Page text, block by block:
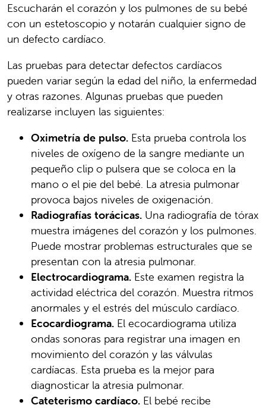
Escucharán el corazón y los pulmones de su bebé
con un estetoscopio y notarán cualquier signo de
un defecto cardíaco.
Las pruebas para detectar defectos cardíacos
pueden variar según la edad del niño, la enfermedad
y otras razones. Algunas pruebas que pueden
realizarse incluyen las siguientes:
Oximetría de pulso. Esta prueba controla los
niveles de oxígeno de la sangre mediante un
pequeño clip o pulsera que se coloca en la
mano o el pie del bebé. La atresia pulmonar
provoca bajos niveles de oxigenación.
Radiografías torácicas. Una radiografía de tórax
muestra imágenes del corazón y los pulmones.
Puede mostrar problemas estructurales que se
presentan con la atresia pulmonar.
Electrocardiograma. Este examen registra la
actividad eléctrica del corazón. Muestra ritmos
anormales y el estrés del músculo cardíaco.
Ecocardiograma. El ecocardiograma utiliza
ondas sonoras para registrar una imagen en
movimiento del corazón y las válvulas
cardíacas. Esta prueba es la mejor para
diagnosticar la atresia pulmonar.
Cateterismo cardíaco. El bebé recibe